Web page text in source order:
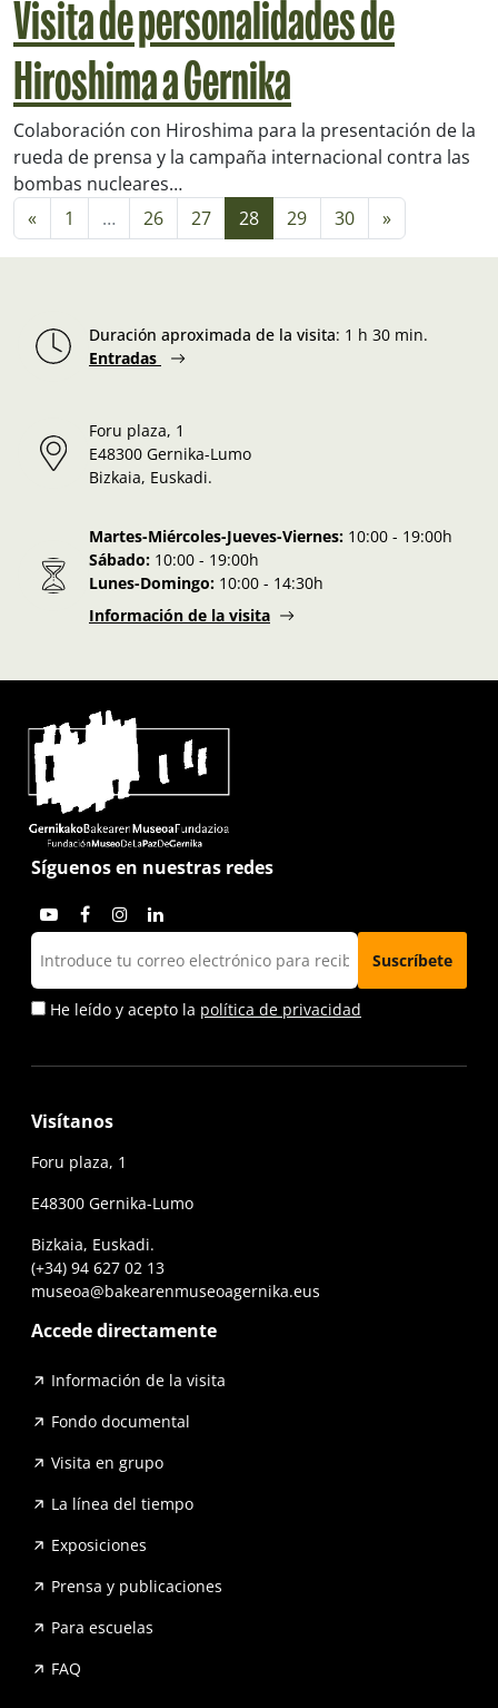
Visita de personalidades de
Hiroshima a Gernika
Colaboración con Hiroshima para la presentación de la
rueda de prensa y la campaña internacional contra las
bombas nucleares…
Navegación de entradas
« 1 … 26 27 28 29 30 »
Duración aproximada de la visita: 1 h 30 min.
Entradas
Foru plaza, 1
E48300 Gernika-Lumo
Bizkaia, Euskadi.
Martes-Miércoles-Jueves-Viernes: 10:00 - 19:00h
Sábado: 10:00 - 19:00h
Lunes-Domingo: 10:00 - 14:30h
Información de la visita
Síguenos en nuestras redes
He leído y acepto la política de privacidad
Visítanos
Foru plaza, 1
E48300 Gernika-Lumo
Bizkaia, Euskadi.
(+34) 94 627 02 13
museoa@bakearenmuseoagernika.eus
Accede directamente
Información de la visita
Fondo documental
Visita en grupo
La línea del tiempo
Exposiciones
Prensa y publicaciones
Para escuelas
FAQ